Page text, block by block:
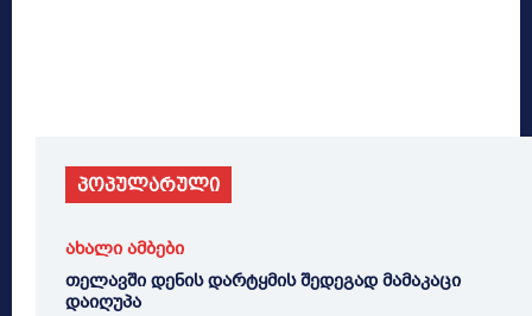
პოპულარული
ახალი ამბები
თელავში დენის დარტყმის შედეგად მამაკაცი
დაიღუპა